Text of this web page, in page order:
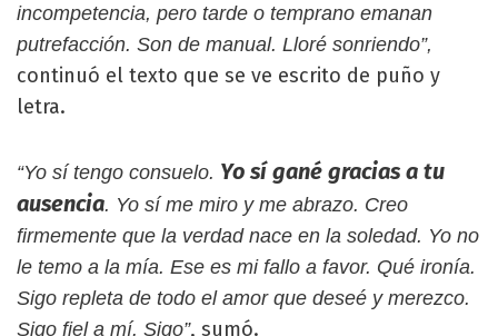
incompetencia, pero tarde o temprano emanan
putrefacción. Son de manual. Lloré sonriendo”,
continuó el texto que se ve escrito de puño y
letra.
“Yo sí tengo consuelo. Yo sí gané gracias a tu
ausencia. Yo sí me miro y me abrazo. Creo
firmemente que la verdad nace en la soledad. Yo no
le temo a la mía. Ese es mi fallo a favor. Qué ironía.
Sigo repleta de todo el amor que deseé y merezco.
Sigo fiel a mí. Sigo”, sumó.